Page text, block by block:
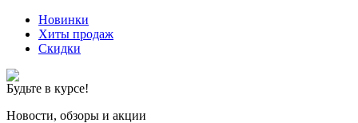
Новинки
Хиты продаж
Скидки
Будьте в курсе!
Новости, обзоры и акции